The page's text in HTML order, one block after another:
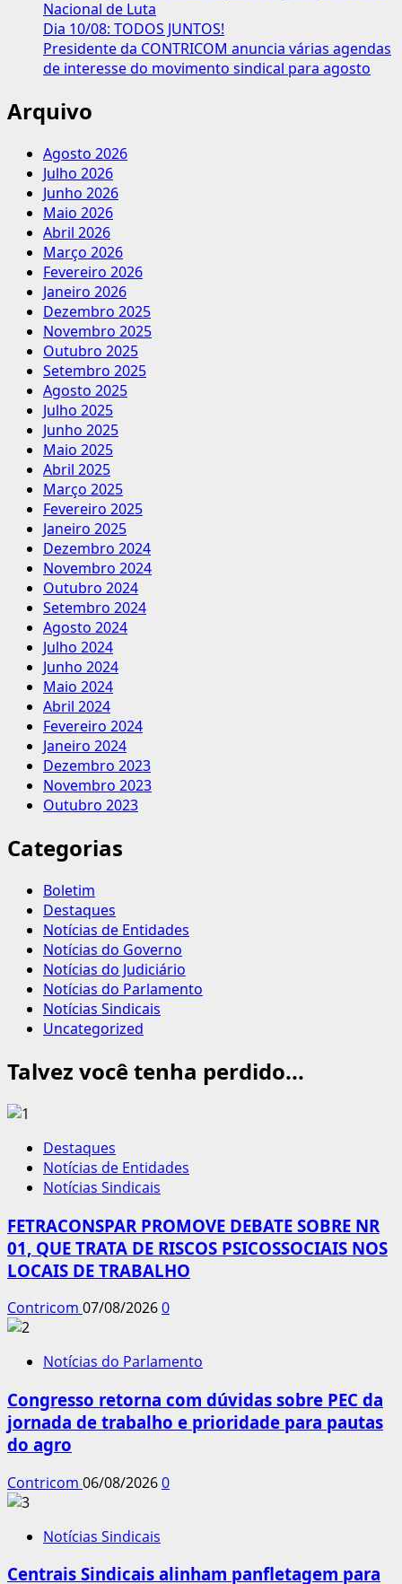
Nacional de Luta
Dia 10/08: TODOS JUNTOS!
Presidente da CONTRICOM anuncia várias agendas
de interesse do movimento sindical para agosto
Arquivo
Agosto 2026
Julho 2026
Junho 2026
Maio 2026
Abril 2026
Março 2026
Fevereiro 2026
Janeiro 2026
Dezembro 2025
Novembro 2025
Outubro 2025
Setembro 2025
Agosto 2025
Julho 2025
Junho 2025
Maio 2025
Abril 2025
Março 2025
Fevereiro 2025
Janeiro 2025
Dezembro 2024
Novembro 2024
Outubro 2024
Setembro 2024
Agosto 2024
Julho 2024
Junho 2024
Maio 2024
Abril 2024
Fevereiro 2024
Janeiro 2024
Dezembro 2023
Novembro 2023
Outubro 2023
Categorias
Boletim
Destaques
Notícias de Entidades
Notícias do Governo
Notícias do Judiciário
Notícias do Parlamento
Notícias Sindicais
Uncategorized
Talvez você tenha perdido...
Destaques
Notícias de Entidades
Notícias Sindicais
FETRACONSPAR PROMOVE DEBATE SOBRE NR
01, QUE TRATA DE RISCOS PSICOSSOCIAIS NOS
LOCAIS DE TRABALHO
Contricom 07/08/20260
Notícias do Parlamento
Congresso retorna com dúvidas sobre PEC da
jornada de trabalho e prioridade para pautas
do agro
Contricom 06/08/20260
Notícias Sindicais
Centrais Sindicais alinham panfletagem para